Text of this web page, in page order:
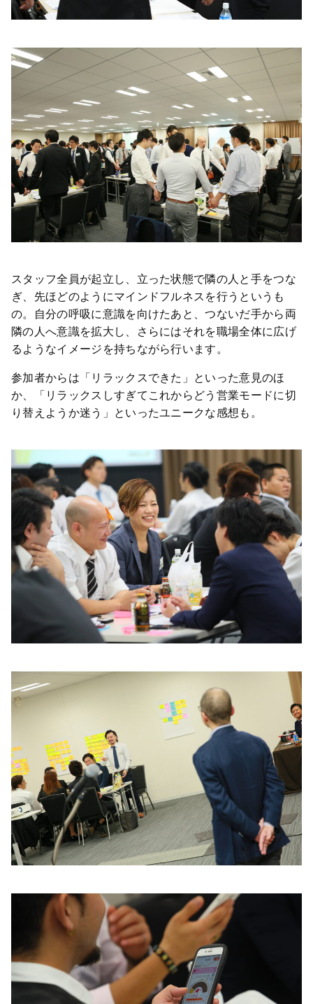
スタッフ全員が起立し、立った状態で隣の人と手をつな
ぎ、先ほどのようにマインドフルネスを行うというも
の。自分の呼吸に意識を向けたあと、つないだ手から両
隣の人へ意識を拡大し、さらにはそれを職場全体に広げ
るようなイメージを持ちながら行います。
参加者からは「リラックスできた」といった意見のほ
か、「リラックスしすぎてこれからどう営業モードに切
り替えようか迷う」といったユニークな感想も。